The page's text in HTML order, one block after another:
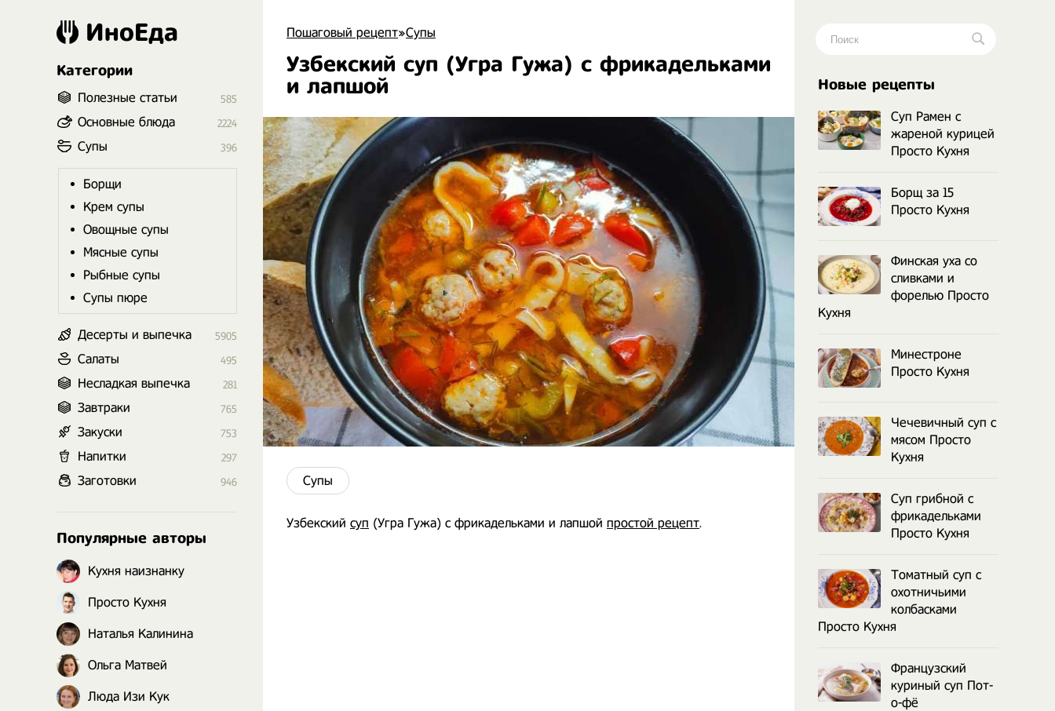
Пошаговый рецепт»Супы
Узбекский суп (Угра Гужа) с фрикадельками
и лапшой
Супы
Узбекский суп (Угра Гужа) с фрикадельками и лапшой простой рецепт.
ИноЕда
Категории
Полезные статьи 585
Основные блюда 2224
Супы 396
Борщи
Крем супы
Овощные супы
Мясные супы
Рыбные супы
Супы пюре
Десерты и выпечка 5905
Салаты 495
Несладкая выпечка 281
Завтраки 765
Закуски 753
Напитки 297
Заготовки 946
Популярные авторы
Кухня наизнанку
Просто Кухня
Наталья Калинина
Ольга Матвей
Люда Изи Кук
Новые рецепты
Суп Рамен с
жареной курицей
Просто Кухня
Борщ за 15
Просто Кухня
Финская уха со
сливками и
форелью Просто
Кухня
Минестроне
Просто Кухня
Чечевичный суп с
мясом Просто
Кухня
Суп грибной с
фрикадельками
Просто Кухня
Томатный суп с
охотничьими
колбасками
Просто Кухня
Французский
куриный суп Пот-
о-фё